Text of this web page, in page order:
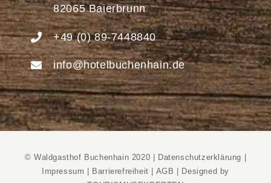
82065 Baierbrunn
+49 (0) 89-7448840
info@hotelbuchenhain.de
© Waldgasthof Buchenhain 2020 | Datenschutzerklärung
Impressum
Barrierefreiheit AGB
Designed by